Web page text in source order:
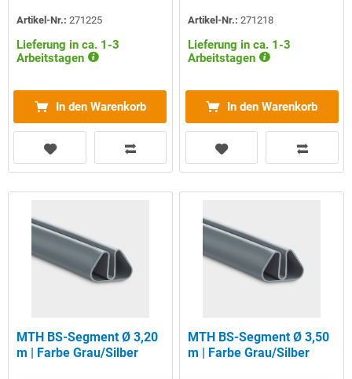
Artikel-Nr.:271225
Lieferung in ca. 1-3
Arbeitstagen
In den Warenkorb
Artikel-Nr.:271218
Lieferung in ca. 1-3
Arbeitstagen
In den Warenkorb
MTH BS-Segment Ø 3,20
m | Farbe Grau/Silber
MTH BS-Segment Ø 3,50
m | Farbe Grau/Silber